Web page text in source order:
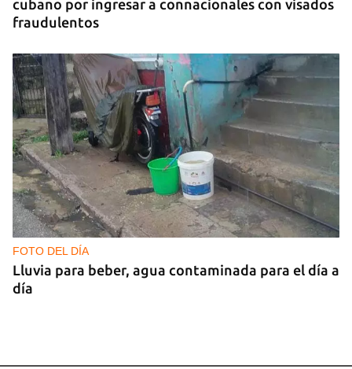
cubano por ingresar a connacionales con visados
fraudulentos
FOTO DEL DÍA
Lluvia para beber, agua contaminada para el día a
día